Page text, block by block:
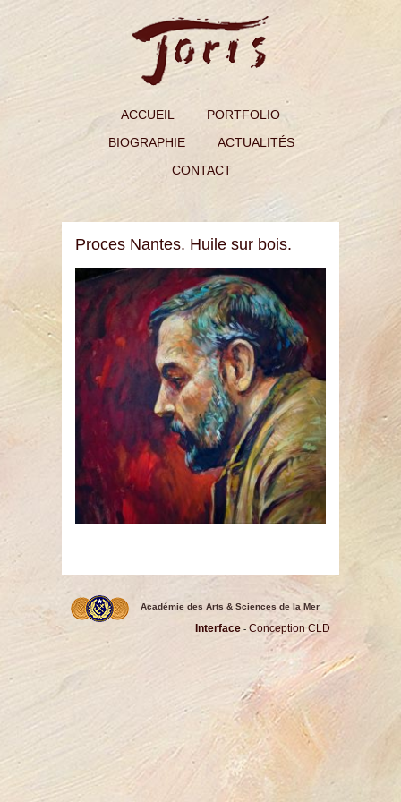
ACCUEIL
PORTFOLIO
BIOGRAPHIE
ACTUALITÉS
CONTACT
Proces Nantes. Huile sur bois.
Académie des Arts & Sciences de la Mer
Interface - Conception CLD